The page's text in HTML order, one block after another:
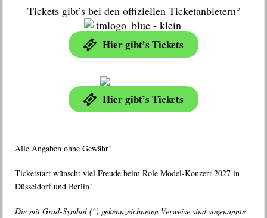
Tickets gibt’s bei den offiziellen Ticketanbietern°
Hier gibt’s Tickets
Hier gibt’s Tickets
Alle Angaben ohne Gewähr!
Ticketstart wünscht viel Freude beim Role Model-Konzert 2027 in
Düsseldorf und Berlin!
Die mit Grad-Symbol (°) gekennzeichneten Verweise sind sogenannte